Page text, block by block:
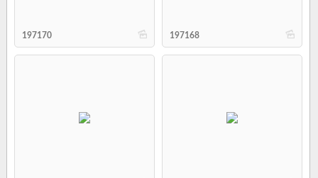
b
197170 b
197168